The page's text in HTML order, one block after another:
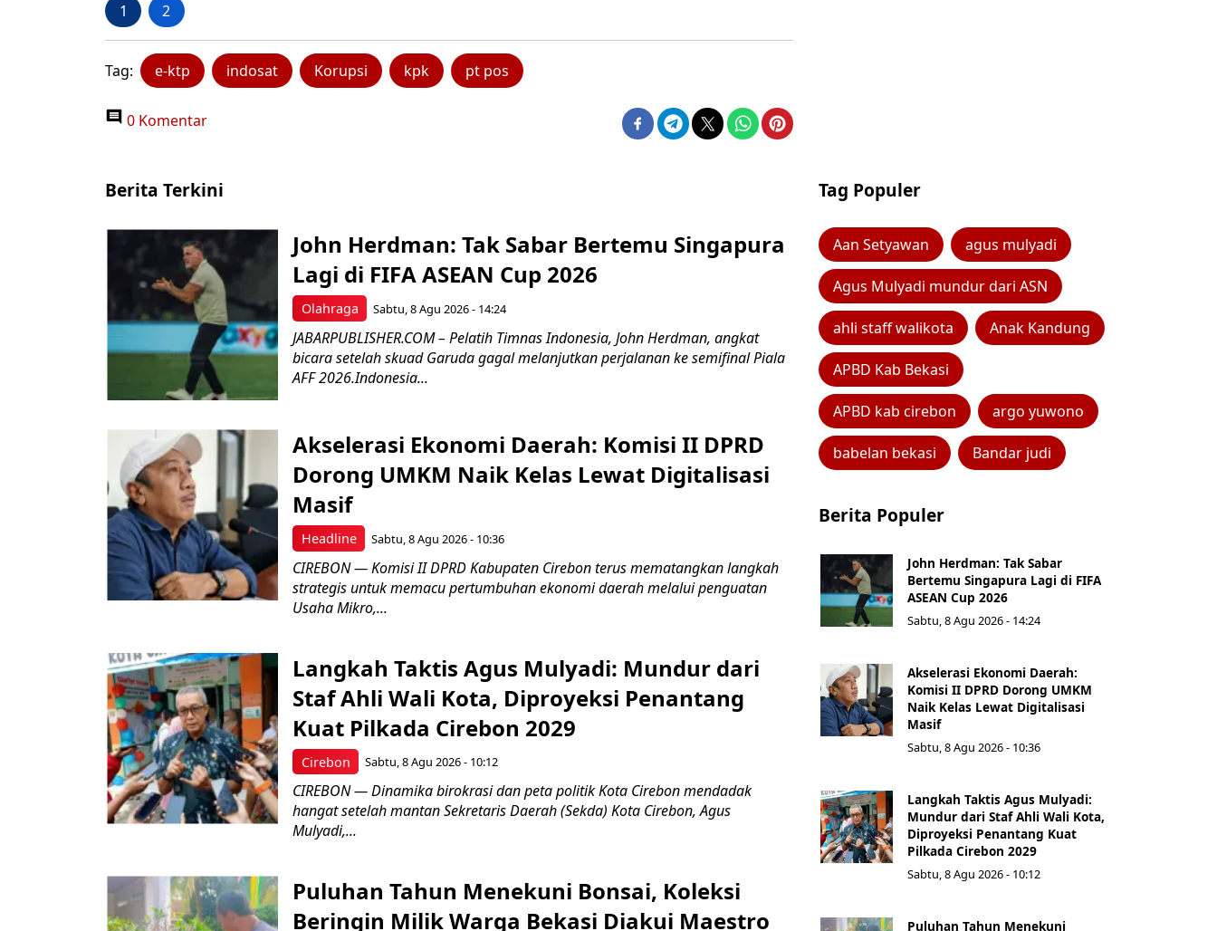
1 2
Tag: e-ktp indosat Korupsi kpk pt pos
0 Komentar
Berita Terkini
Olahraga
John Herdman: Tak Sabar Bertemu Singapura
Lagi di FIFA ASEAN Cup 2026
Sabtu, 8 Agu 2026 - 14:24
JABARPUBLISHER.COM – Pelatih Timnas Indonesia, John Herdman, angkat
bicara setelah skuad Garuda gagal melanjutkan perjalanan ke semifinal Piala
AFF 2026.Indonesia...
Headline
Akselerasi Ekonomi Daerah: Komisi II DPRD
Dorong UMKM Naik Kelas Lewat Digitalisasi
Masif
Sabtu, 8 Agu 2026 - 10:36
CIREBON — Komisi II DPRD Kabupaten Cirebon terus mematangkan langkah
strategis untuk memacu pertumbuhan ekonomi daerah melalui penguatan
Usaha Mikro,...
Cirebon
Langkah Taktis Agus Mulyadi: Mundur dari
Staf Ahli Wali Kota, Diproyeksi Penantang
Kuat Pilkada Cirebon 2029
Sabtu, 8 Agu 2026 - 10:12
CIREBON — Dinamika birokrasi dan peta politik Kota Cirebon mendadak
hangat setelah mantan Sekretaris Daerah (Sekda) Kota Cirebon, Agus
Mulyadi,...
Puluhan Tahun Menekuni Bonsai, Koleksi
Beringin Milik Warga Bekasi Diakui Maestro
Tag Populer
Aan Setyawan agus mulyadi
Agus Mulyadi mundur dari ASN
ahli staff walikota Anak Kandung
APBD Kab Bekasi
APBD kab cirebon argo yuwono
babelan bekasi Bandar judi
Berita Populer
John Herdman: Tak Sabar
Bertemu Singapura Lagi di FIFA
ASEAN Cup 2026
Sabtu, 8 Agu 2026 - 14:24
Akselerasi Ekonomi Daerah:
Komisi II DPRD Dorong UMKM
Naik Kelas Lewat Digitalisasi
Masif
Sabtu, 8 Agu 2026 - 10:36
Langkah Taktis Agus Mulyadi:
Mundur dari Staf Ahli Wali Kota,
Diproyeksi Penantang Kuat
Pilkada Cirebon 2029
Sabtu, 8 Agu 2026 - 10:12
Puluhan Tahun Menekuni